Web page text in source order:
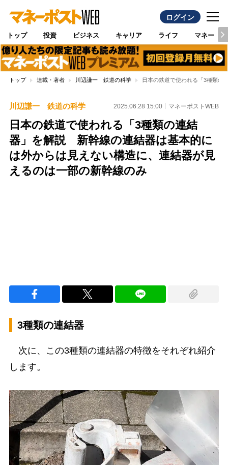
ログイン
トップ 投資 ビジネス キャリア ライフ マネー
トップ 連載・著者 川辺謙一 鉄道の科学 日本の鉄道で使われる「3種類の
川辺謙一 鉄道の科学 2025.06.28 15:00 マネーポストWEB
日本の鉄道で使われる「3種類の連結
器」を解説 新幹線の連結器は基本的に
は外からは見えない構造に、連結器が見
えるのは一部の新幹線のみ
3種類の連結器
次に、この3種類の連結器の特徴をそれぞれ紹介
します。